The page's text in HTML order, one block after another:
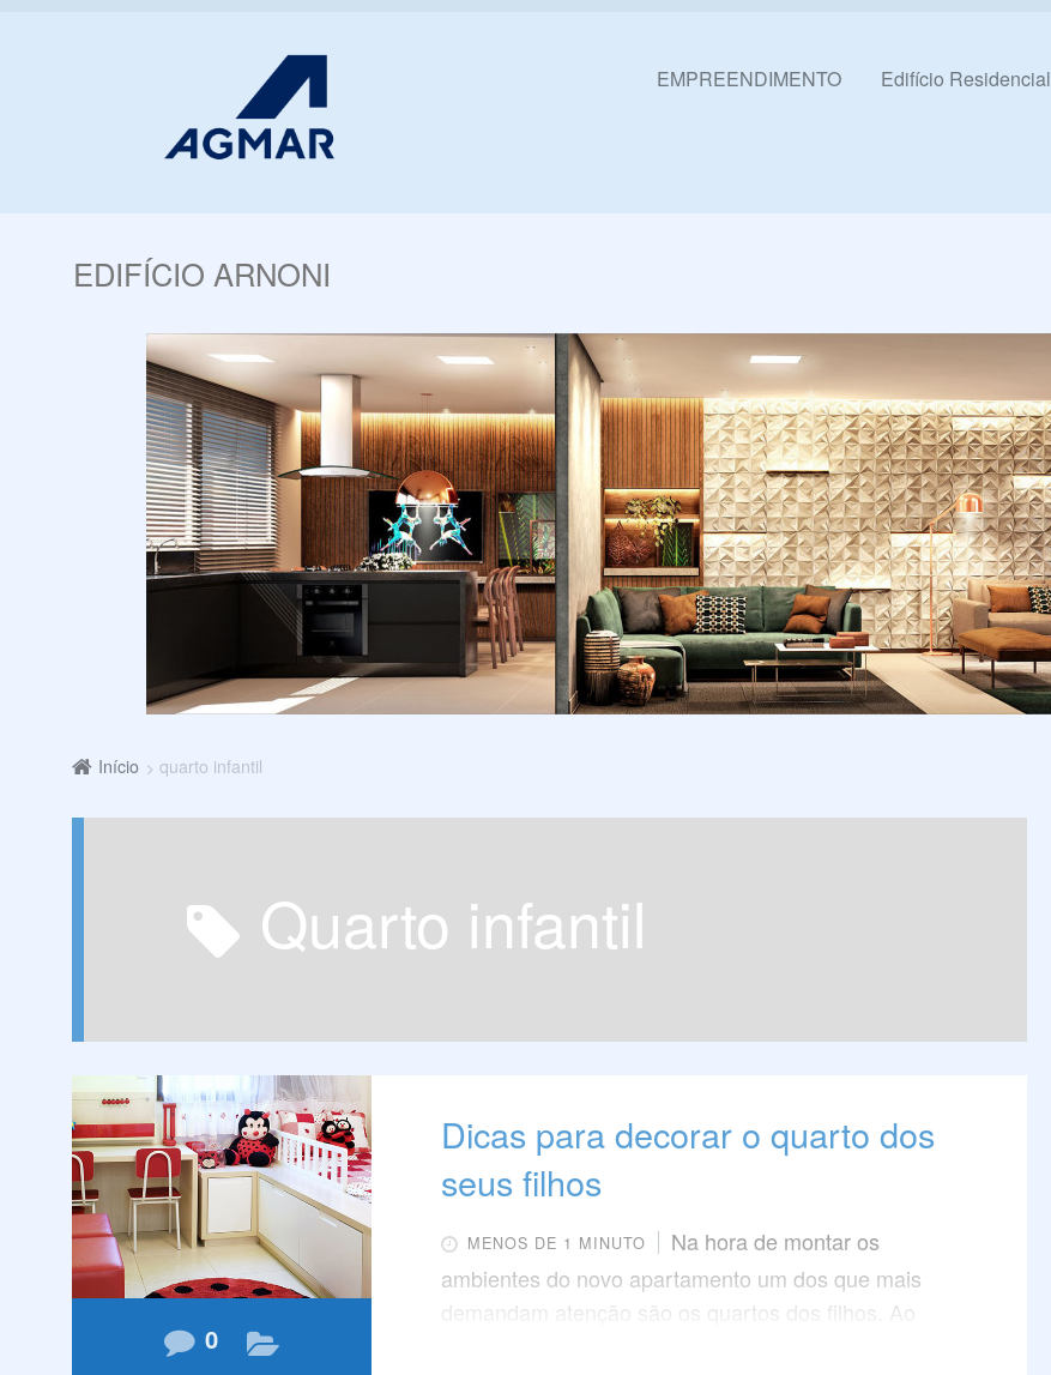
Pular para o conteúdo
EMPREENDIMENTO Edifício Residencial
EDIFÍCIO ARNONI
Início quarto infantil
quarto infantil
0
Dicas para decorar o quarto dos
seus filhos
MENOS DE 1 MINUTO
Na hora de montar os
ambientes do novo apartamento um dos que mais
demandam atenção são os quartos dos filhos. Ao